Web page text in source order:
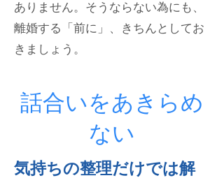
ありません。そうならない為にも、
離婚する「前に」、きちんとしてお
きまし ょう。
話合いをあきらめ
ない
気持ちの整理だけでは解